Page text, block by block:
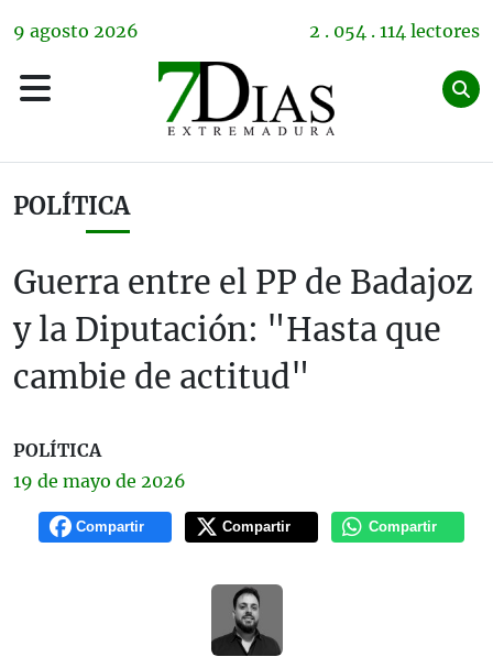
9 agosto 2026 2 . 054 . 114 lectores
POLÍTICA
Guerra entre el PP de Badajoz
y la Diputación: "Hasta que
cambie de actitud"
POLÍTICA
19 de mayo de 2026
Compartir Compartir Compartir